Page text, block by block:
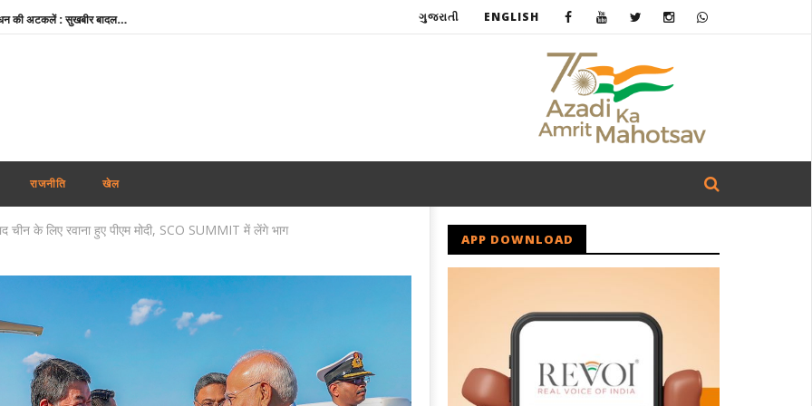
पंजाब में फिर अकाली दल-भाजपा गठबंधन की अटकलें : सुखबीर बादल ने पीएम मोदी से की मुलाकात, AAP ने कसा तंज
Rabindranath Tagore Death Anniversary : राष्ट्रपति नहीं, नेताओं ने दी श्रद्धांजलि, ओम बिड़ला से योगी तक ने किया नमन
Maharashtra News: आतंकवाद पर महाराष्ट्र सरकार का बड़ा एक्शन, 114 कट्टरपंथी प्रकाशनों पर लगाया प्रतिबंध
दिल्ली-एनसीआर में झमाझम बारिश से मौसम हुआ सुहाना, IMD ने जारी किया येलो अलर्ट; जानें अगले 5 दिनों का हाल
ऊना दलित अत्याचार केस : आरोपियों के बरी होने पर मायावती का हमला, गुजरात सरकार से हाईकोर्ट में सख्त पैरवी की मांग
ગુજરાતી ENGLISH
राजनीति खेल
चीन के लिए रवाना हुए पीएम मोदी, SCO SUMMIT में लेंगे भाग
APP DOWNLOAD